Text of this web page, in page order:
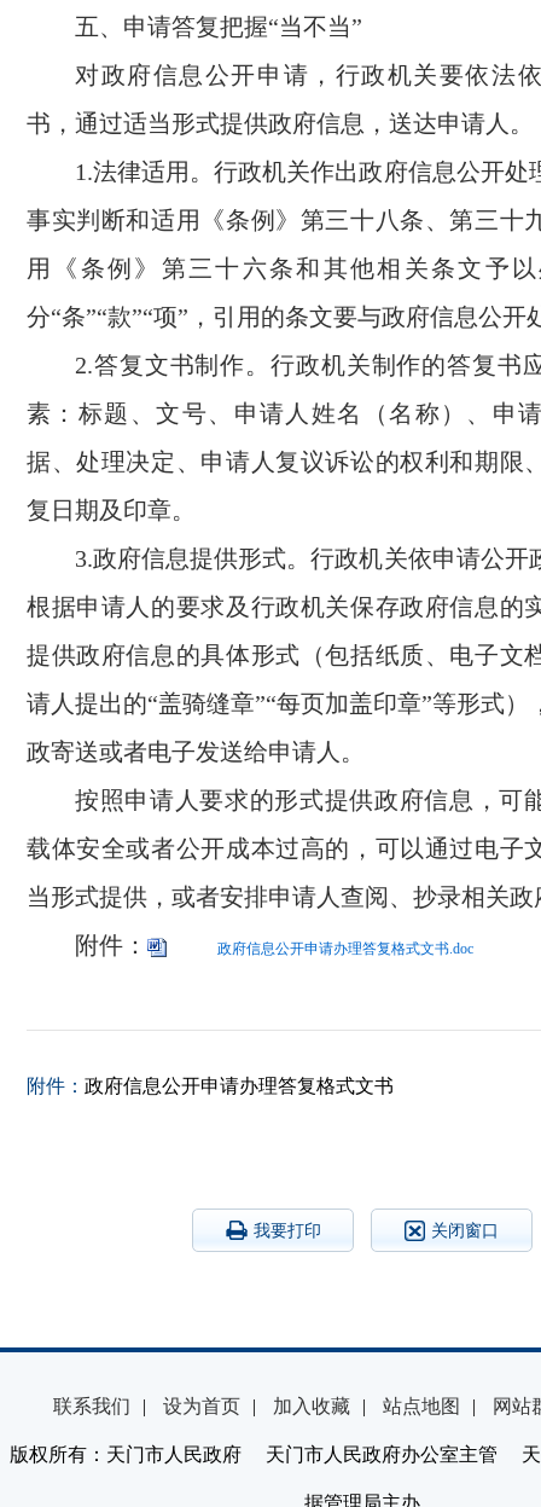
五、申请答复把握“当不当”
对政府信息公开申请，行政机关要依法
书，通过适当形式提供政府信息，送达申请人。
1.法律适用。行政机关作出政府信息公开处
事实判断和适用《条例》第三十八条、第三十
用《条例》第三十六条和其他相关条文予
分“条”“款”“项”，引用的条文要与政府信息公开
2.答复文书制作。行政机关制作的答复书
素：标题、文号、申请人姓名（名称）、申
据、处理决定、申请人复议诉讼的权利和期限
复日期及印章。
3.政府信息提供形式。行政机关依申请公开
根据申请人的要求及行政机关保存政府信息的
提供政府信息的具体形式（包括纸质、电子文
请人提出的“盖骑缝章”“每页加盖印章”等形式）
政寄送或者电子发送给申请人。
按照申请人要求的形式提供政府信息，可
载体安全或者公开成本过高的，可以通过电子
当形式提供，或者安排申请人查阅、抄录相关政
附件：
政府信息公开申请办理答复格式文书.doc
附件： 政府信息公开申请办理答复格式文书
我要打印 关闭窗口
联系我们 | 设为首页 | 加入收藏 | 站点地图 | 网站
版权所有：天门市人民政府 天门市人民政府办公室主管 天
据管理局主办